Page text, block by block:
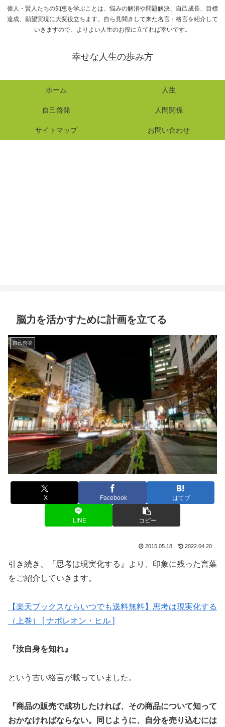
偉人・賢人たちの知恵を学ぶことは、悩みの解消や問題解決、自己成長、目標
達成、願望実現に大変役立ちます。自ら見聞きして来た名言・格言を紹介して
いきますので、よりよい人生のお役に立てれば幸いです。
幸せな人生の歩み方
ホーム 人生
自己啓発 人間関係
サイトマップ お問い合わせ
脳力を活かすために計画を立てる
自己啓発
X Facebook はてブ
LINE コピー
2015.05.18 2022.04.20
引き続き、『思考は現実化する』より、印象に残った言葉
をご紹介していきます。
【楽天ブックスならいつでも送料無料】思考は現実化する
（上巻） [ ナポレオン・ヒル ]
『汝自身を知れ』
という古い格言が載っていました。
『商品の販売で成功したければ、その商品について知って
おかなければならない。同じように、自分を売り込むには